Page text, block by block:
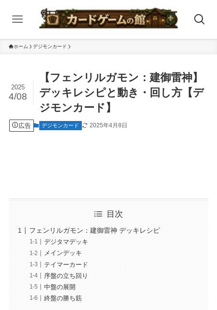
ホーム デジモンカード
【フェンリルガモン：建御雷神】
デッキレシピと動き・回し方【デ
ジモンカード】
2025
4/08
広告 デジモンカード 2025年4月8日
目次
フェンリルガモン：建御雷神 デッキレシピ
デジタマデッキ
メインデッキ
テイマーカード
序盤の立ち回り
中盤の展開
終盤の勝ち筋